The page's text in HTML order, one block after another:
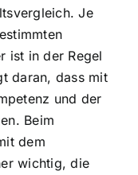
Je
ist in der Regel
daran, dass mit
und der
Beim
dem
wichtig, die